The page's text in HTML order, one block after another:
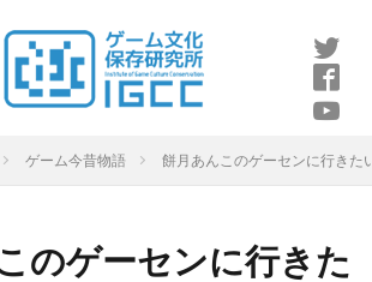
ゲーム今昔物語 餅月あんこのゲーセンに行きた
のゲーセンに行きた